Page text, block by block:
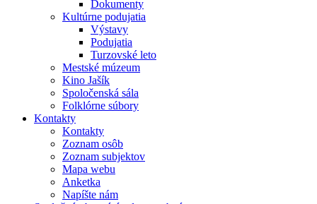
Dokumenty
Kultúrne podujatia
Výstavy
Podujatia
Turzovské leto
Mestské múzeum
Kino Jašík
Spoločenská sála
Folklórne súbory
Kontakty
Kontakty
Zoznam osôb
Zoznam subjektov
Mapa webu
Anketka
Napíšte nám